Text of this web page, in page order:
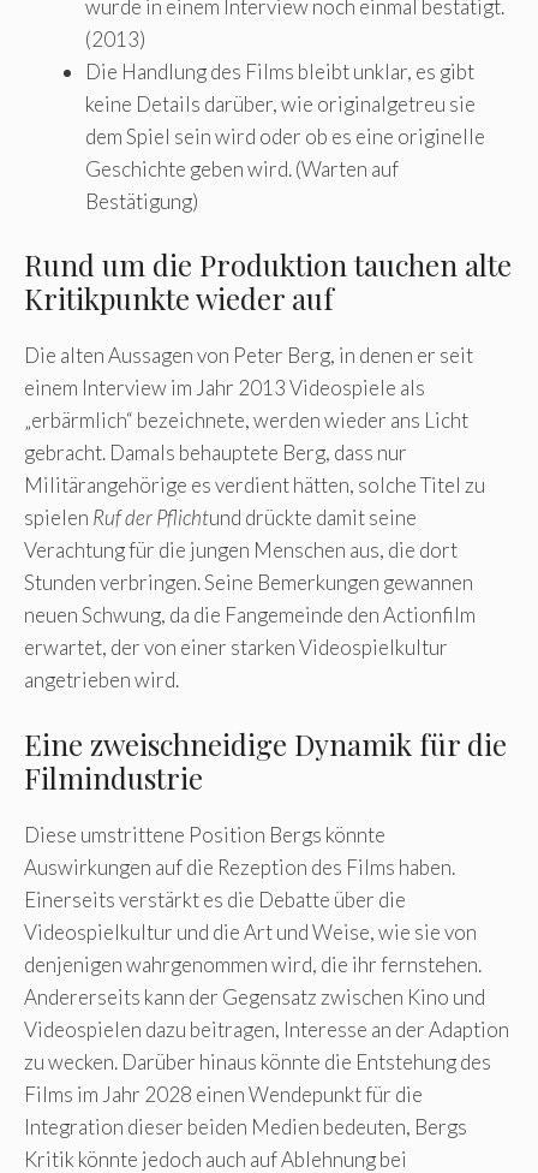
wurde in einem Interview noch einmal bestätigt.
(2013)
Die Handlung des Films bleibt unklar, es gibt
keine Details darüber, wie originalgetreu sie
dem Spiel sein wird oder ob es eine originelle
Geschichte geben wird. (Warten auf
Bestätigung)
Rund um die Produktion tauchen alte
Kritikpunkte wieder auf
Die alten Aussagen von Peter Berg, in denen er seit
einem Interview im Jahr 2013 Videospiele als
„erbärmlich“ bezeichnete, werden wieder ans Licht
gebracht. Damals behauptete Berg, dass nur
Militärangehörige es verdient hätten, solche Titel zu
spielen Ruf der Pflichtund drückte damit seine
Verachtung für die jungen Menschen aus, die dort
Stunden verbringen. Seine Bemerkungen gewannen
neuen Schwung, da die Fangemeinde den Actionfilm
erwartet, der von einer starken Videospielkultur
angetrieben wird.
Eine zweischneidige Dynamik für die
Filmindustrie
Diese umstrittene Position Bergs könnte
Auswirkungen auf die Rezeption des Films haben.
Einerseits verstärkt es die Debatte über die
Videospielkultur und die Art und Weise, wie sie von
denjenigen wahrgenommen wird, die ihr fernstehen.
Andererseits kann der Gegensatz zwischen Kino und
Videospielen dazu beitragen, Interesse an der Adaption
zu wecken. Darüber hinaus könnte die Entstehung des
Films im Jahr 2028 einen Wendepunkt für die
Integration dieser beiden Medien bedeuten, Bergs
Kritik könnte jedoch auch auf Ablehnung bei